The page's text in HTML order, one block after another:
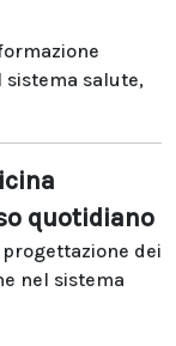
sistema salute,
quotidiano
dei
nel sistema